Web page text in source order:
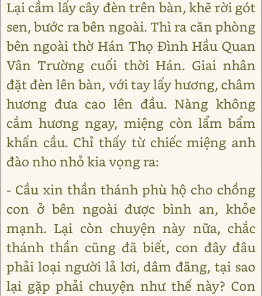
Lại cầm lấy cây đèn trên bàn, khẽ rời gót
sen, bước ra bên ngoài. Thì ra căn phòng
bên ngoài thờ Hán Thọ Đình Hầu Quan
Vân Trường cuối thời Hán. Giai nhân
đặt đèn lên bàn, với tay lấy hương, châm
hương đưa cao lên đầu. Nàng không
cắm hương ngay, miệng còn lẩm bẩm
khấn cầu. Chỉ thấy từ chiếc miệng anh
đào nho nhỏ kia vọng ra:
- Cầu xin thần thánh phù hộ cho chồng
con ở bên ngoài được bình an, khỏe
mạnh. Lại còn chuyện này nữa, chắc
thánh thần cũng đã biết, con đây đâu
phải loại người lả lơi, dâm đãng, tại sao
lại gặp phải chuyện như thế này? Con